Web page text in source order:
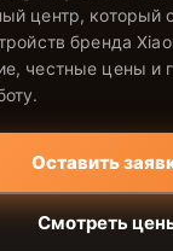
центр, который
бренда
честные цены и
Оставить
Смотреть